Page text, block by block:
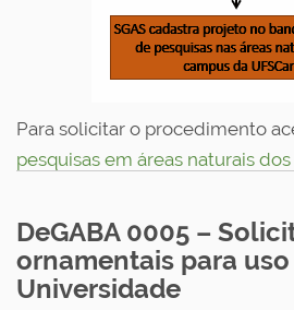
Para solicitar o procedimento
pesquisas em áreas naturais
DeGABA 0005 –
ornamentais para uso
Universidade